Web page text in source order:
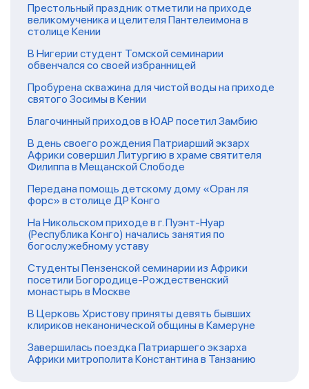
Престольный праздник отметили на приходе
великомученика и целителя Пантелеимона в
столице Кении
В Нигерии студент Томской семинарии
обвенчался со своей избранницей
Пробурена скважина для чистой воды на приходе
святого Зосимы в Кении
Благочинный приходов в ЮАР посетил Замбию
В день своего рождения Патриарший экзарх
Африки совершил Литургию в храме святителя
Филиппа в Мещанской Слободе
Передана помощь детскому дому «Оран ля
форс» в столице ДР Конго
На Никольском приходе в г. Пуэнт-Нуар
(Республика Конго) начались занятия по
богослужебному уставу
Студенты Пензенской семинарии из Африки
посетили Богородице-Рождественский
монастырь в Москве
В Церковь Христову приняты девять бывших
клириков неканонической общины в Камеруне
Завершилась поездка Патриаршего экзарха
Африки митрополита Константина в Танзанию